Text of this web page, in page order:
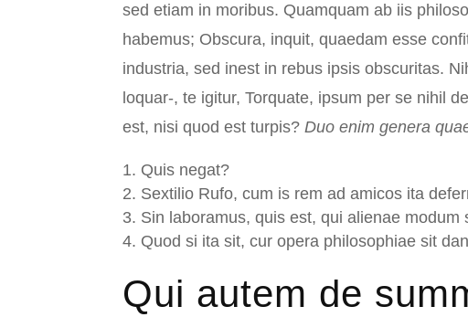
sed etiam in moribus. Quamquam ab iis
habemus; Obscura, inquit, quaedam esse
industria, sed inest in rebus ipsis obscuritas.
loquar-, te igitur, Torquate, ipsum per se nihil
est, nisi quod est turpis?Duo enim genera
Quis negat?
Sextilio Rufo, cum is rem ad amicos ita
Sin laboramus, quis est, qui alienae modum
Quod si ita sit, cur opera philosophiae sit
Qui autem de